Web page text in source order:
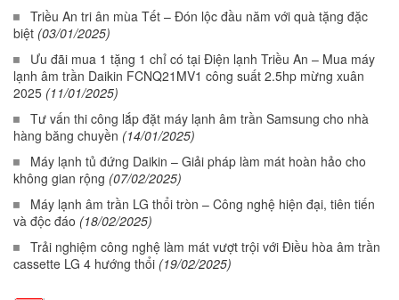
Triều An tri ân mùa Tết – Đón lộc đầu năm với quà tặng đặc
biệt (03/01/2025)
Ưu đãi mua 1 tặng 1 chỉ có tại Điện lạnh Triều An – Mua máy
lạnh âm trần Daikin FCNQ21MV1 công suất 2.5hp mừng xuân
2025 (11/01/2025)
Tư vấn thi công lắp đặt máy lạnh âm trần Samsung cho nhà
hàng băng chuyền (14/01/2025)
Máy lạnh tủ đứng Daikin – Giải pháp làm mát hoàn hảo cho
không gian rộng (07/02/2025)
Máy lạnh âm trần LG thổi tròn – Công nghệ hiện đại, tiên tiến
và độc đáo (18/02/2025)
Trải nghiệm công nghệ làm mát vượt trội với Điều hòa âm trần
cassette LG 4 hướng thổi (19/02/2025)